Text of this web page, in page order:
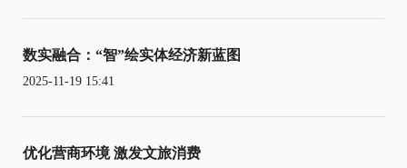
数实融合：“智”绘实体经济新蓝图
2025-11-19 15:41
优化营商环境 激发文旅消费